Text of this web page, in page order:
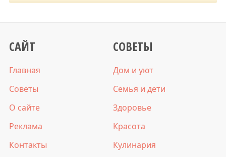
САЙТ
Главная
Советы
О сайте
Реклама
Контакты
СОВЕТЫ
Дом и уют
Семья и дети
Здоровье
Красота
Кулинария